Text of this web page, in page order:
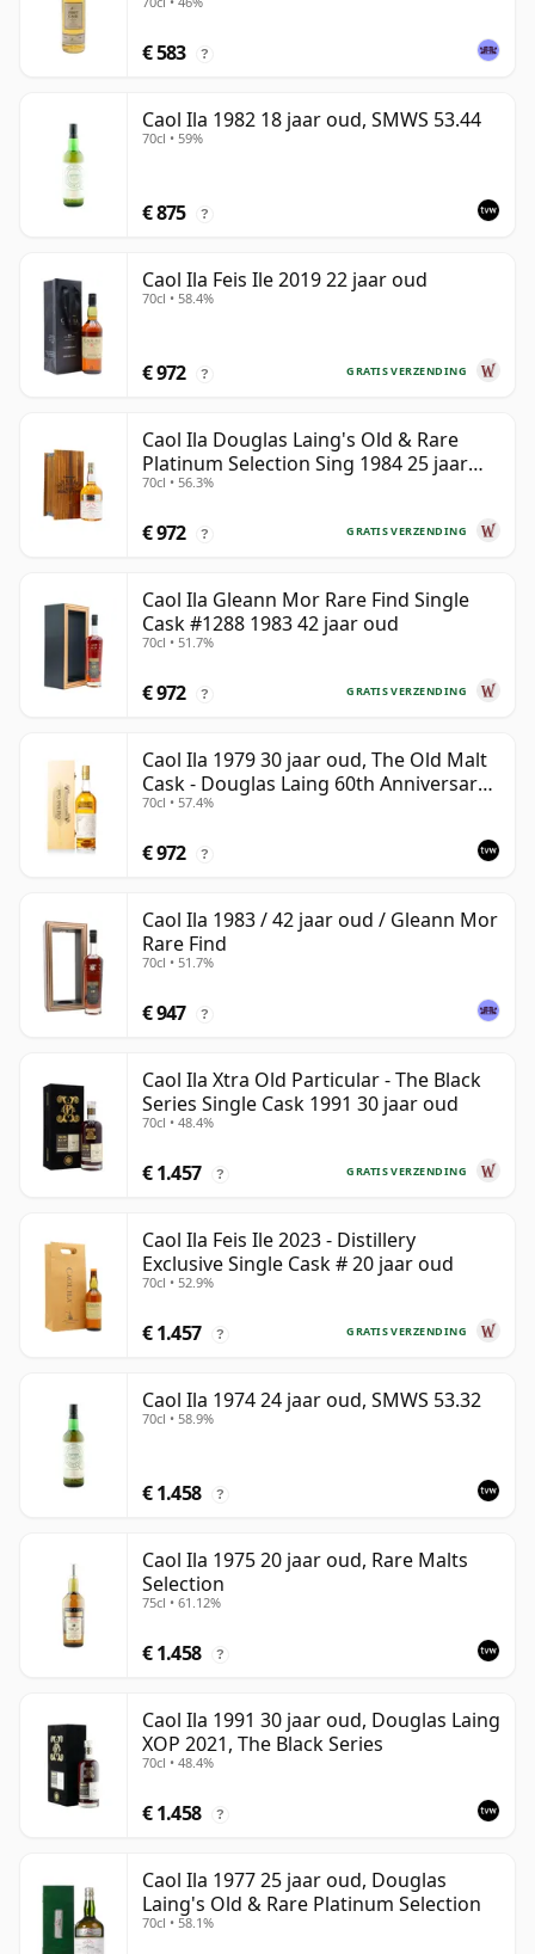
€ 583 ?
Caol Ila 1982 18 jaar oud, SMWS 53.44
70cl • 59%
€ 875 ?
Caol Ila Feis Ile 2019 22 jaar oud
70cl • 58.4%
GRATIS VERZENDING
€ 972 ?
Caol Ila Douglas Laing's Old & Rare
Platinum Selection Sing 1984 25 jaar
oud
70cl • 56.3%
GRATIS VERZENDING
€ 972 ?
Caol Ila Gleann Mor Rare Find Single
Cask #1288 1983 42 jaar oud
70cl • 51.7%
GRATIS VERZENDING
€ 972 ?
Caol Ila 1979 30 jaar oud, The Old Malt
Cask - Douglas Laing 60th Anniversary
2009 Bottling
70cl • 57.4%
€ 972 ?
Caol Ila 1983 / 42 jaar oud / Gleann Mor
Rare Find
70cl • 51.7%
€ 947 ?
Caol Ila Xtra Old Particular - The Black
Series Single Cask 1991 30 jaar oud
70cl • 48.4%
GRATIS VERZENDING
€ 1.457 ?
Caol Ila Feis Ile 2023 - Distillery
Exclusive Single Cask # 20 jaar oud
70cl • 52.9%
GRATIS VERZENDING
€ 1.457 ?
Caol Ila 1974 24 jaar oud, SMWS 53.32
70cl • 58.9%
€ 1.458 ?
Caol Ila 1975 20 jaar oud, Rare Malts
Selection
75cl • 61.12%
€ 1.458 ?
Caol Ila 1991 30 jaar oud, Douglas Laing
XOP 2021, The Black Series
70cl • 48.4%
€ 1.458 ?
Caol Ila 1977 25 jaar oud, Douglas
Laing's Old & Rare Platinum Selection
70cl • 58.1%